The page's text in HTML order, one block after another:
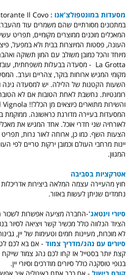
מסעדות במונטפולצ'אנו :
במתכונים מסורתיים שהם משמרים עוד
המאכלים מוכנים ממוצרים מקומיים, תפריט
העונה, פסטות המיוצרות בבית ולא במפעל,
מקומי המגיש ארוחות בוקר, צהריים וערב.
השעות הקטנות של הלילה. יש למסעדה גינה
רומנטיות. נחשבת לאחת הטובות אם לא
המסעדות בעיירה מדורגת כראשונה. ממוקמת
לאורחיה שני חדרי אוכל. אחד המגיש את
הצעות השף. כמו כן, ארוחה לאור נרות, תפריט
יינות מרחבי העולם וכמובן ירקות טריים לפי
המגוון.
אטרקציות בסביבה
חוץ מהעיירה עצמה המלאה ביצירות
נחמדים שניתן לעשות באזור.
סיורי וינטאג'-החברה מציעה אפשרות לשכור
הציוד הנלווה כולל מכשיר קשר ויציאה לסיור
לא מוכרות, מעיינות חמים וטעימות של יין,
סיורים עם נהג/מדריך צמוד - אם בא לכם
קצת יותר בסטייל אז קחו לכם נהג צמוד
בנופי טוסקנה כולל סיורים מודרכים וסיורי יין.